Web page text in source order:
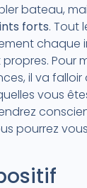
bateau,
forts. Tout
chaque
Pour
il va falloir
vous
pourrez